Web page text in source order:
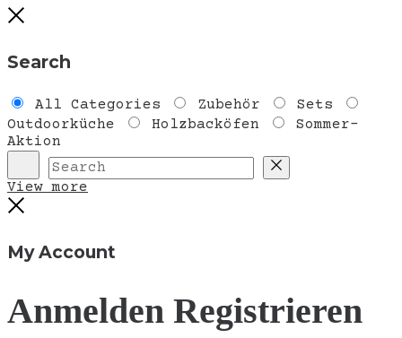
Search
All Categories Zubehör
Sets
Outdoorküche
Holzbacköfen
Sommer-
Aktion
Search Reset
View more
My Account
Anmelden Registrieren